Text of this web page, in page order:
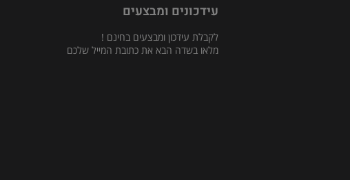
עידכונים ומבצעים
לקבלת עידכון ומבצעים בחינם !
מלאו בשדה הבא את כתובת המייל שלכם